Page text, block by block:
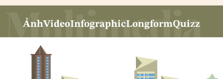
ẢnhVideoInfographicLongformQuizz